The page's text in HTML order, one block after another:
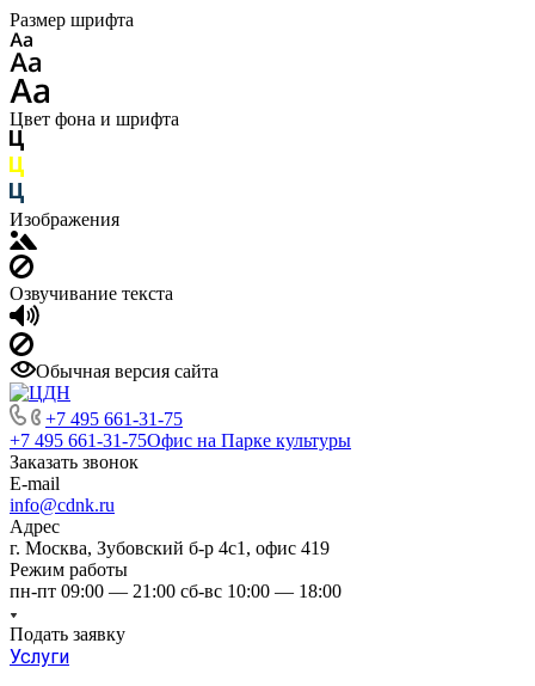
Размер шрифта
Цвет фона и шрифта
Изображения
Озвучивание текста
Обычная версия сайта
+7 495 661-31-75
+7 495 661-31-75Офис на Парке культуры
Заказать звонок
E-mail
info@cdnk.ru
Адрес
г. Москва, Зубовский б-р 4с1, офис 419
Режим работы
пн-пт 09:00 — 21:00 сб-вс 10:00 — 18:00
Подать заявку
Услуги